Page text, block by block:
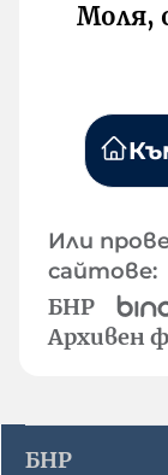
Моля,
Или
сайтове:
БНР
Архивен
БНР